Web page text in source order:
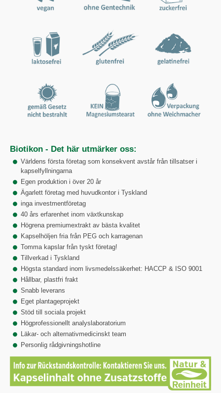
Biotikon - Det här utmärker oss:
Världens första företag som konsekvent avstår från tillsatser i
kapselfyllningarna
Egen produktion i över 20 år
Ägarlett företag med huvudkontor i Tyskland
inga investmentföretag
40 års erfarenhet inom växtkunskap
Högrena premiumextrakt av bästa kvalitet
Kapselhöljen fria från PEG och karragenan
Tomma kapslar från tyskt företag!
Tillverkad i Tyskland
Högsta standard inom livsmedelssäkerhet: HACCP & ISO 9001
Hållbar, plastfri frakt
Snabb leverans
Eget plantageprojekt
Stöd till sociala projekt
Högprofessionellt analyslaboratorium
Läkar- och alternativmedicinskt team
Personlig rådgivningshotline